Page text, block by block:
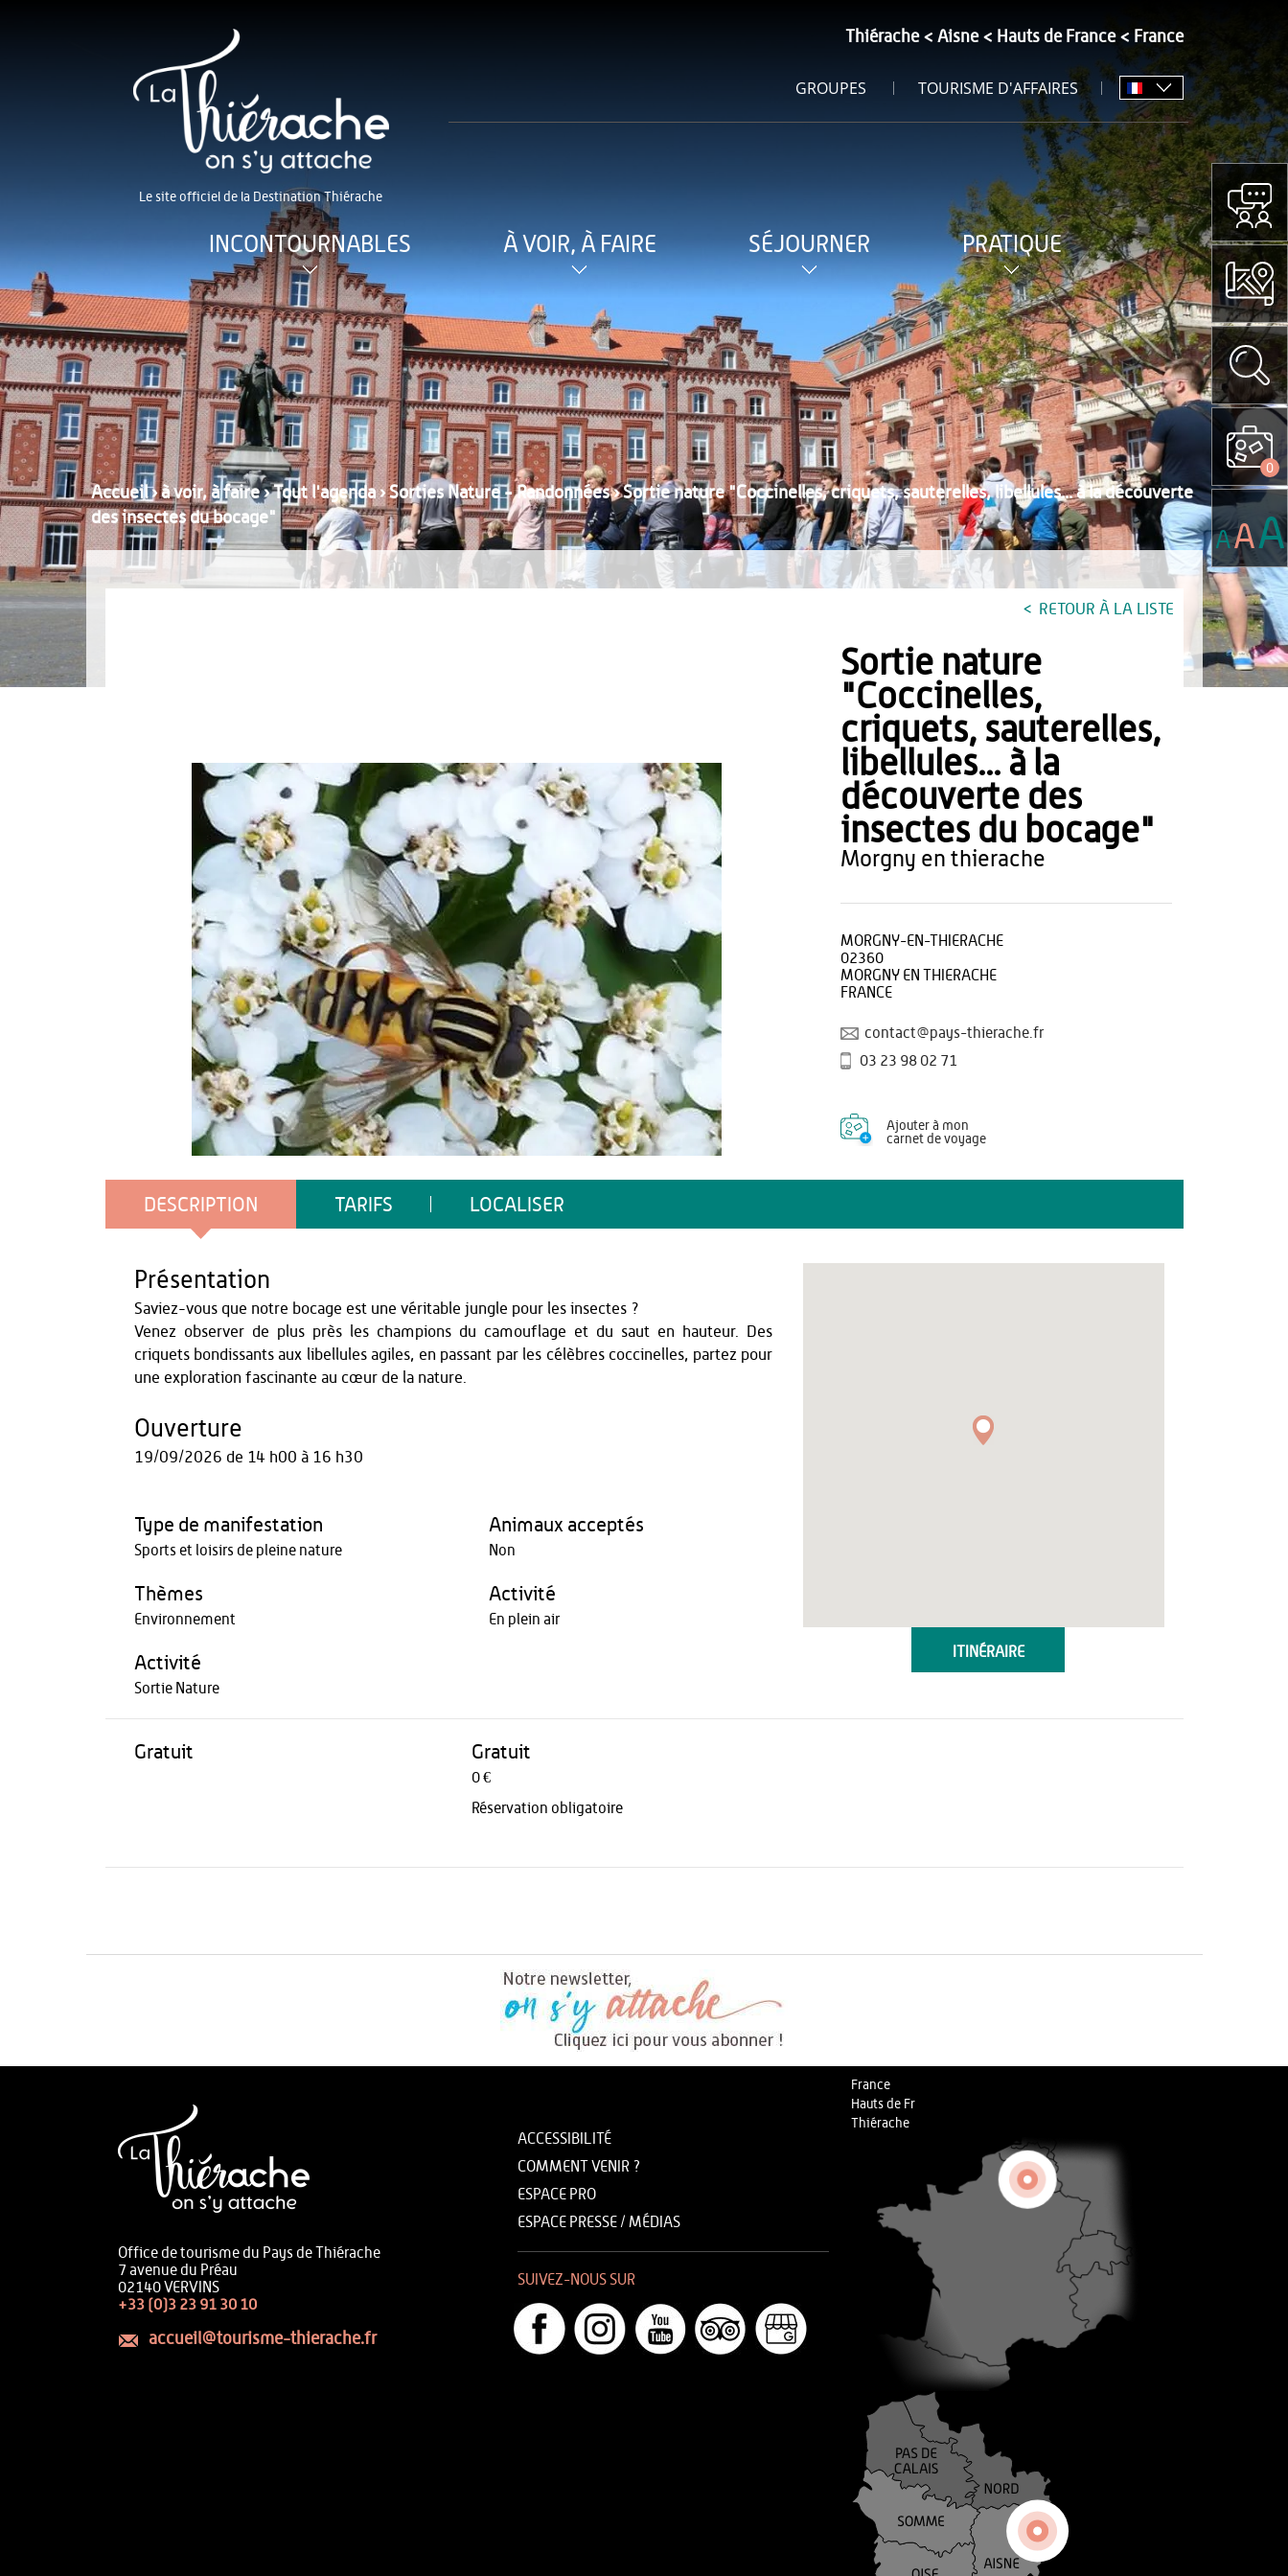
Le site officiel de la Destination Thiérache
Thiérache Aisne Hauts de France France
GROUPES TOURISME D'AFFAIRES
INCONTOURNABLES À VOIR, À FAIRE SÉJOURNER PRATIQUE
Accueil›à voir, à faire›Tout l'agenda›Sorties Nature - Randonnées›Sortie nature "Coccinelles, criquets, sauterelles, libellules... à la découverte
des insectes du bocage"
RETOUR À LA LISTE
Sortie nature
"Coccinelles,
criquets, sauterelles,
libellules... à la
découverte des
insectes du bocage"
morgny en thierache
MORGNY-EN-THIERACHE
02360
MORGNY EN THIERACHE
FRANCE
contact@pays-thierache.fr
03 23 98 02 71
Ajouter à mon
carnet de voyage
DESCRIPTION TARIFS LOCALISER
ITINÉRAIRE
Présentation
Saviez-vous que notre bocage est une véritable jungle pour les insectes ?
Venez observer de plus près les champions du camouflage et du saut en hauteur. Des
criquets bondissants aux libellules agiles, en passant par les célèbres coccinelles, partez pour
une exploration fascinante au cœur de la nature.
Ouverture
19/09/2026 de 14 h00 à 16 h30
Type de manifestation
Sports et loisirs de pleine nature
Animaux acceptés
Non
Thèmes
Environnement
Activité
En plein air
Activité
Sortie Nature
Gratuit Gratuit
0 €
Réservation obligatoire
Office de tourisme du Pays de Thiérache
7 avenue du Préau
02140 VERVINS
+33 (0)3 23 91 30 10
accueil@tourisme-thierache.fr
ACCESSIBILITÉ
COMMENT VENIR ?
ESPACE PRO
ESPACE PRESSE / MÉDIAS
SUIVEZ-NOUS SUR
France
Hauts de Fr
Thiérache
0
AAA